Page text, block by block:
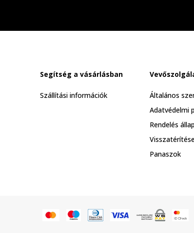
Segítség a vásárlásban
Szállítási információk
Általános
Adatvédelmi
Rendelés
Panaszok